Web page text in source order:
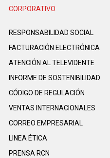
CORPORATIVO
RESPONSABILIDAD SOCIAL
FACTURACIÓN ELECTRÓNICA
ATENCIÓN AL TELEVIDENTE
INFORME DE SOSTENIBILIDAD
CÓDIGO DE REGULACIÓN
VENTAS INTERNACIONALES
CORREO EMPRESARIAL
LINEA ÉTICA
PRENSA RCN